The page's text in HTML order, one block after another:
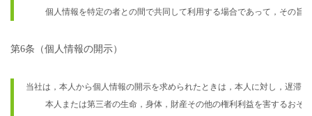
個人情報を特定の者との間で共同して利用する場合であって，その旨
第6条（個人情報の開示）
当社は，本人から個人情報の開示を求められたときは，本人に対し，遅滞
本人または第三者の生命，身体，財産その他の権利利益を害するおそ